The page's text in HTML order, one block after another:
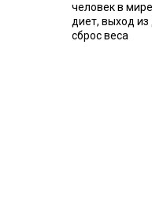
человек в
диет, выход из
сброс веса